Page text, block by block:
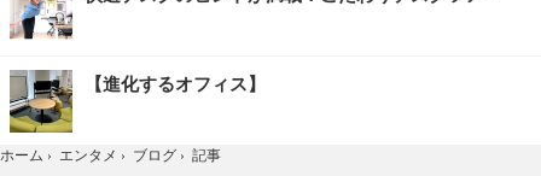
【進化するオフィス】
ホーム › エンタメ › ブログ › 記事